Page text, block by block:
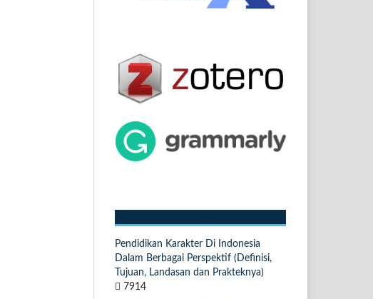
Pendidikan Karakter Di Indonesia
Dalam Berbagai Perspektif (Definisi,
Tujuan, Landasan dan Prakteknya)
7914